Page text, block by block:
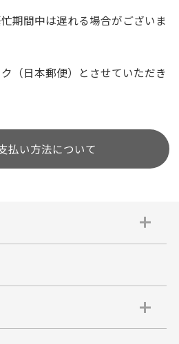
期間中は遅れる場合がございま
（日本郵便）とさせていただき
払い方法について